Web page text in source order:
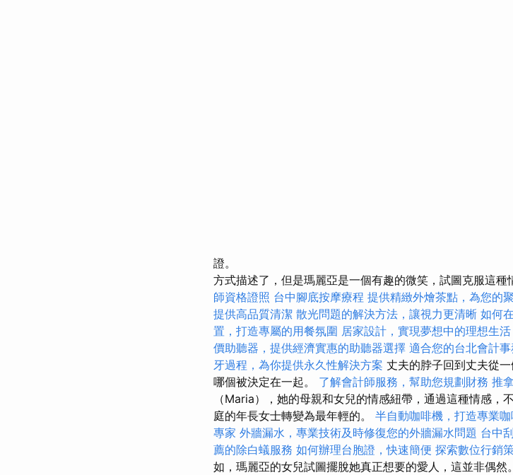
證。
方式描述了，但是瑪麗亞是一個有趣的微笑，試圖克服這種
師資格證照 台中腳底按摩療程 提供精緻外燴茶點，為您的
提供高品質清潔 散光問題的解決方法，讓視力更清晰 如何
置，打造專屬的用餐氛圍 居家設計，實現夢想中的理想生活
價助聽器，提供經濟實惠的助聽器選擇 適合您的台北會計
牙過程，為你提供永久性解決方案 丈夫的脖子回到丈夫從
哪個被決定在一起。 了解會計師服務，幫助您規劃財務 推
（Maria），她的母親和女兒的情感紐帶，通過這種情感，
庭的年長女士轉變為最年輕的。 半自動咖啡機，打造專業
專家 外牆漏水，專業技術及時修復您的外牆漏水問題 台中
薦的除白蟻服務 如何辦理台胞證，快速簡便 探索數位行銷
如，瑪麗亞的女兒試圖擺脫她真正想要的愛人，這並非偶